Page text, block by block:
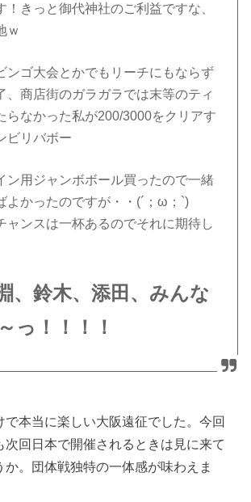
！きっと御代神社のご利益ですな、
ｗ
ンゴ大会とかでもリーチにもならず
、商店街のガラガラでは末等のティ
らなかった私が200/3000をクリアす
ビリバボー
ン用ジャンボボール買ったので一緒
よかったのですが・・(´；ω；`)
ャンスは一杯あるのでそれに期待し
、鈴木、添田、みんな
っ！！！！
で本当に楽しい大阪遠征でした。今回
次回日本で開催されるときは見に来て
か。団体戦独特の一体感が味わえま